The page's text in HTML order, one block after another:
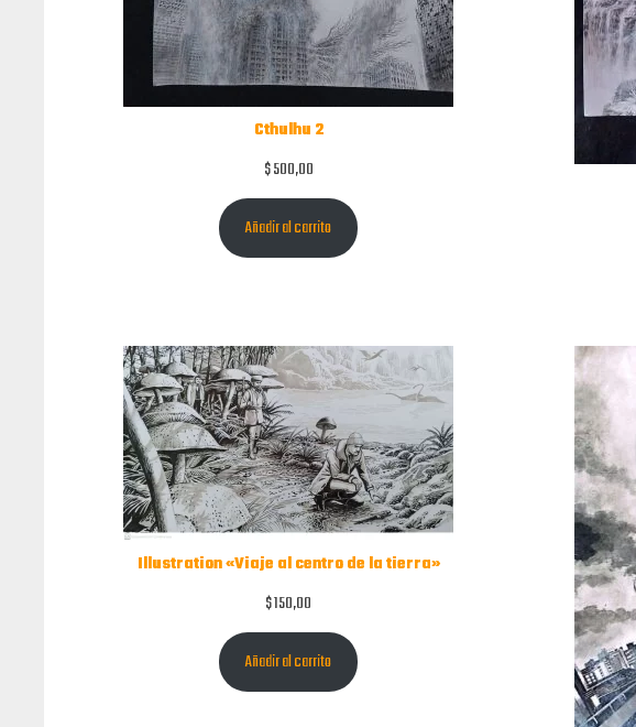
Cthulhu 2
$500,00
Añadir al carrito
Illustration «Viaje al centro de la tierra»
$150,00
Añadir al carrito